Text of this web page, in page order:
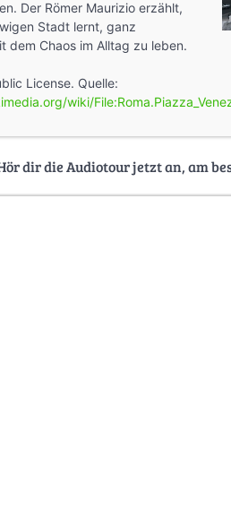
Der Römer Maurizio erzählt,
Stadt lernt, ganz
dem Chaos im Alltag zu leben.
License. Quelle:
wiki/
dir die Audiotour jetzt an, am